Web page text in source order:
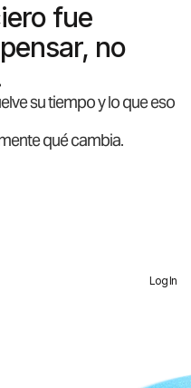
fue
no
su tiempo y lo que eso
qué cambia.
Log In